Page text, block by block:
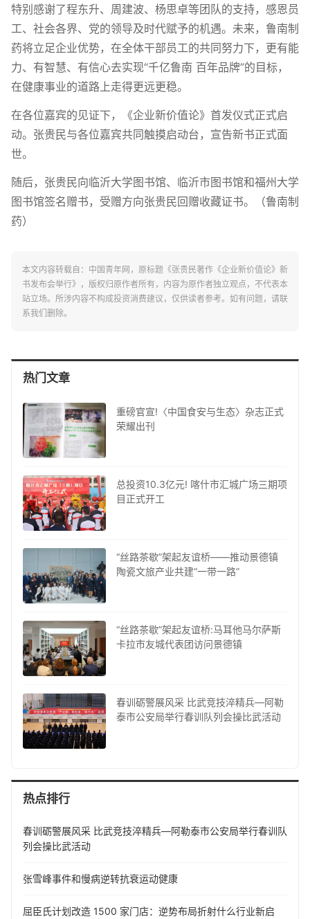
特别感谢了程东升、周建波、杨思卓等团队的支持，感恩员
工、社会各界、党的领导及时代赋予的机遇。未来，鲁南制
药将立足企业优势，在全体干部员工的共同努力下，更有能
力、有智慧、有信心去实现“千亿鲁南 百年品牌”的目标，
在健康事业的道路上走得更远更稳。
在各位嘉宾的见证下，《企业新价值论》首发仪式正式启
动。张贵民与各位嘉宾共同触摸启动台，宣告新书正式面
世。
随后，张贵民向临沂大学图书馆、临沂市图书馆和福州大学
图书馆签名赠书，受赠方向张贵民回赠收藏证书。（鲁南制
药）
本文内容转载自：中国青年网，原标题《张贵民著作《企业新价值论》新
书发布会举行》，版权归原作者所有，内容为原作者独立观点，不代表本
站立场。所涉内容不构成投资消费建议，仅供读者参考。如有问题，请联
系我们删除。
热门文章
重磅官宣!〈中国食安与生态〉杂志正式
荣耀出刊
总投资10.3亿元! 喀什市汇城广场三期项
目正式开工
“丝路茶歇”架起友谊桥——推动景德镇
陶瓷文旅产业共建“一带一路”
“丝路茶歇”架起友谊桥:马耳他马尔萨斯
卡拉市友城代表团访问景德镇
春训砺警展风采 比武竞技淬精兵—阿勒
泰市公安局举行春训队列会操比武活动
热点排行
春训砺警展风采 比武竞技淬精兵—阿勒泰市公安局举行春训队
列会操比武活动
张雪峰事件和慢病逆转抗衰运动健康
屈臣氏计划改造 1500 家门店：逆势布局折射什么行业新启